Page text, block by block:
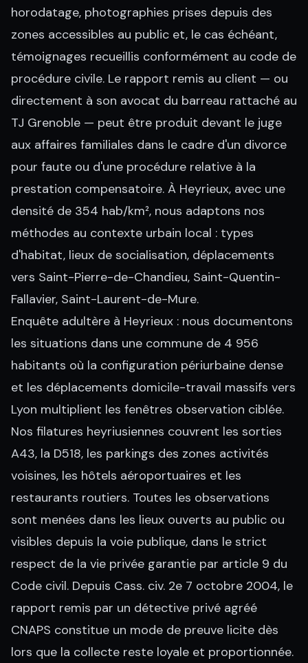
horodatage, photographies prises depuis des
zones accessibles au public et, le cas échéant,
témoignages recueillis conformément au code de
procédure civile. Le rapport remis au client — ou
directement à son avocat du barreau rattaché au
TJ Grenoble — peut être produit devant le juge
aux affaires familiales dans le cadre d'un divorce
pour faute ou d'une procédure relative à la
prestation compensatoire. À Heyrieux, avec une
densité de 354 hab/km², nous adaptons nos
méthodes au contexte urbain local : types
d'habitat, lieux de socialisation, déplacements
vers Saint-Pierre-de-Chandieu, Saint-Quentin-
Fallavier, Saint-Laurent-de-Mure.
Enquête adultère à Heyrieux : nous documentons
les situations dans une commune de 4 956
habitants où la configuration périurbaine dense
et les déplacements domicile-travail massifs vers
Lyon multiplient les fenêtres observation ciblée.
Nos filatures heyriusiennes couvrent les sorties
A43, la D518, les parkings des zones activités
voisines, les hôtels aéroportuaires et les
restaurants routiers. Toutes les observations
sont menées dans les lieux ouverts au public ou
visibles depuis la voie publique, dans le strict
respect de la vie privée garantie par article 9 du
Code civil. Depuis Cass. civ. 2e 7 octobre 2004, le
rapport remis par un détective privé agréé
CNAPS constitue un mode de preuve licite dès
lors que la collecte reste loyale et proportionnée.